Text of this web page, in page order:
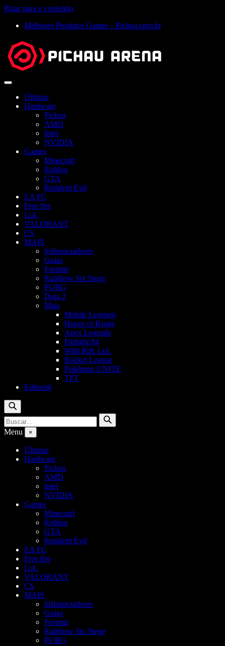
Pular para o conteúdo
Melhores Produtos Gamer – Pichau.com.br
Abrir
Últimas
Hardware
Pichau
AMD
Intel
NVIDIA
Games
Minecraft
Roblox
GTA
Resident Evil
EA FC
Free fire
LoL
VALORANT
CS
MAIS
Influenciadores
Guias
Fortnite
Rainbow Six Siege
PUBG
Dota 2
Mais
Mobile Legends
Honor of Kings
Apex Legends
Farlight 84
Wild Rift: LoL
Rocket League
Pokémon UNITE
TFT
Editorial
Buscar
Buscar
por:
Buscar
Menu ×
Últimas
Hardware
Pichau
AMD
Intel
NVIDIA
Games
Minecraft
Roblox
GTA
Resident Evil
EA FC
Free fire
LoL
VALORANT
CS
MAIS
Influenciadores
Guias
Fortnite
Rainbow Six Siege
PUBG